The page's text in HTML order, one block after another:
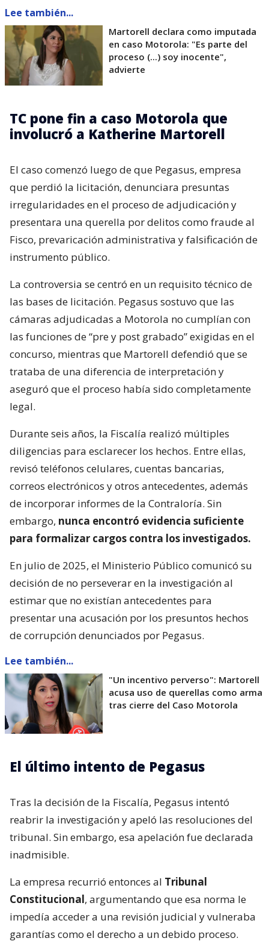
Lee también...
Martorell declara como imputada
en caso Motorola: "Es parte del
proceso (...) soy inocente",
advierte
TC pone fin a caso Motorola que
involucró a Katherine Martorell
El caso comenzó luego de que Pegasus, empresa
que perdió la licitación, denunciara presuntas
irregularidades en el proceso de adjudicación y
presentara una querella por delitos como fraude al
Fisco, prevaricación administrativa y falsificación de
instrumento público.
La controversia se centró en un requisito técnico de
las bases de licitación. Pegasus sostuvo que las
cámaras adjudicadas a Motorola no cumplían con
las funciones de “pre y post grabado” exigidas en el
concurso, mientras que Martorell defendió que se
trataba de una diferencia de interpretación y
aseguró que el proceso había sido completamente
legal.
Durante seis años, la Fiscalía realizó múltiples
diligencias para esclarecer los hechos. Entre ellas,
revisó teléfonos celulares, cuentas bancarias,
correos electrónicos y otros antecedentes, además
de incorporar informes de la Contraloría. Sin
embargo, nunca encontró evidencia suficiente
para formalizar cargos contra los investigados.
En julio de 2025, el Ministerio Público comunicó su
decisión de no perseverar en la investigación al
estimar que no existían antecedentes para
presentar una acusación por los presuntos hechos
de corrupción denunciados por Pegasus.
Lee también...
"Un incentivo perverso": Martorell
acusa uso de querellas como arma
tras cierre del Caso Motorola
El último intento de Pegasus
Tras la decisión de la Fiscalía, Pegasus intentó
reabrir la investigación y apeló las resoluciones del
tribunal. Sin embargo, esa apelación fue declarada
inadmisible.
La empresa recurrió entonces al Tribunal
Constitucional, argumentando que esa norma le
impedía acceder a una revisión judicial y vulneraba
garantías como el derecho a un debido proceso.